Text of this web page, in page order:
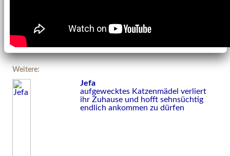
Weitere:
Jefa
aufgewecktes Katzenmädel verliert
ihr Zuhause und hofft sehnsüchtig
endlich ankommen zu dürfen